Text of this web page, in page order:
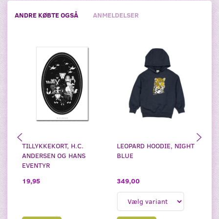
ANDRE KØBTE OGSÅ ANMELDELSER
TILLYKKEKORT, H.C.
ANDERSEN OG HANS
EVENTYR
19,95
LEOPARD HOODIE, NIGHT
BLUE
349,00